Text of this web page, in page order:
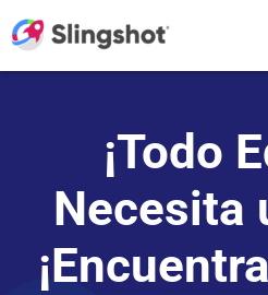
¡Todo
Necesita